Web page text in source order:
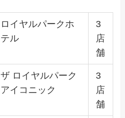
ロイヤルパークホ
テル
3
店
舗
ザ ロイヤルパーク
アイコニック
3
店
舗